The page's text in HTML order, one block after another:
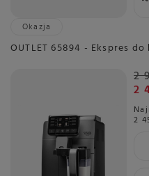
Okazja
OUTLET 65894 - Ekspres
2
2
2